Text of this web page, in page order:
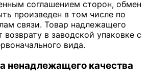
соглашением сторон, обмен
произведен в том числе по
связи. Товар надлежащего
возврату в заводской упаковке с
вида.
ненадлежащего качества